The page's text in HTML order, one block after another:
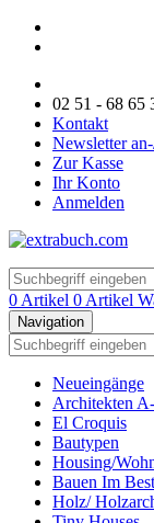
02 51 - 68 65
Kontakt
Newsletter
Zur Kasse
Ihr Konto
Anmelden
0 Artikel 0 Artikel
Navigation
Neueingänge
Architekten
El Croquis
Bautypen
Housing/
Bauen Im
Holz/